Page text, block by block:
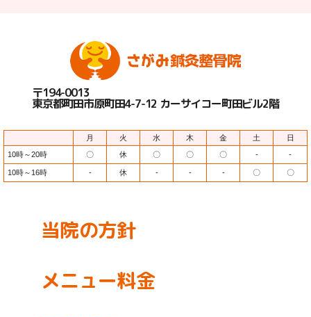
〒194-0013
東京都町田市原町田4-7-12 カーサイコー町田ビル2階
月 火 水 木 金 土
日
10時～20時
〇 休 〇 〇 〇 - -
10時～16時 - 休 - - - 〇 〇
当院の方針
メニュー料金